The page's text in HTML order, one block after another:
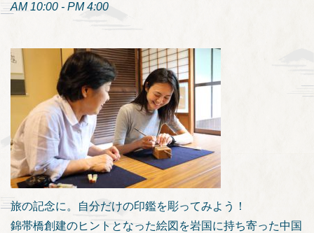
AM 10:00 - PM 4:00
旅の記念に。自分だけの印鑑を彫ってみよう！
錦帯橋創建のヒントとなった絵図を岩国に持ち寄った中国